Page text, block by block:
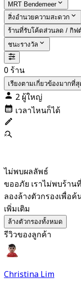
MRT Bendemeer
สิ่งอำนวยความสะดวก
ร้านที่รับโค้ดส่วนลด / กิฟ
ชนะรางวัล
0 ร้าน
เรียงตามเกี่ยวข้องมากที่สุ
2 ผู้ใหญ่
เวลาไหนก็ได้
ไม่พบผลลัพธ์
ขออภัย เราไม่พบร้า
ลองล้างตัวกรองเพื่อ
เพิ่มเติม
ล้างตัวกรองทั้งหมด
รีวิวของลูกค้า
Christina Lim